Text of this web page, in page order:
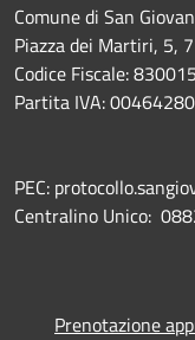
Comune di San
Piazza dei Martiri, 5,
Codice Fiscale:
Partita IVA:
PEC:
Centralino Unico:
Prenotazione